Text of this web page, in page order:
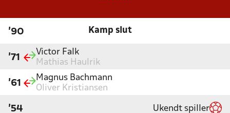
'90 Kamp slut
'71
Victor Falk
Mathias Haulrik
'61
Magnus Bachmann
Oliver Kristiansen
'54 Ukendt spiller